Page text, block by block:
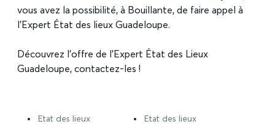
vous avez la possibilité, à Bouillante, de faire appel à
l’Expert État des lieux Guadeloupe.
Découvrez l’offre de l’Expert État des Lieux
Guadeloupe, contactez-les !
Etat des lieux Etat des lieux